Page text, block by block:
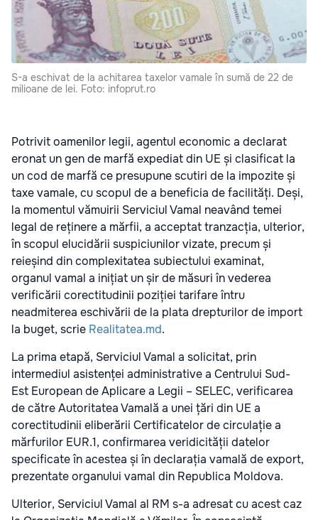
S-a eschivat de la achitarea taxelor vamale în sumă de 22 de
milioane de lei. Foto: infoprut.ro
Potrivit oamenilor legii, agentul economic a declarat
eronat un gen de marfă expediat din UE și clasificat la
un cod de marfă ce presupune scutiri de la impozite și
taxe vamale, cu scopul de a beneficia de facilități. Deși,
la momentul vămuirii Serviciul Vamal neavând temei
legal de reținere a mărfii, a acceptat tranzacția, ulterior,
în scopul elucidării suspiciunilor vizate, precum și
reieșind din complexitatea subiectului examinat,
organul vamal a inițiat un șir de măsuri în vederea
verificării corectitudinii poziției tarifare întru
neadmiterea eschivării de la plata drepturilor de import
la buget, scrie Realitatea.md.
La prima etapă, Serviciul Vamal a solicitat, prin
intermediul asistenței administrative a Centrului Sud-
Est European de Aplicare a Legii – SELEC, verificarea
de către Autoritatea Vamală a unei țări din UE a
corectitudinii eliberării Certificatelor de circulație a
mărfurilor EUR.1, confirmarea veridicității datelor
specificate în acestea și în declarația vamală de export,
prezentate organului vamal din Republica Moldova.
Ulterior, Serviciul Vamal al RM s-a adresat cu acest caz